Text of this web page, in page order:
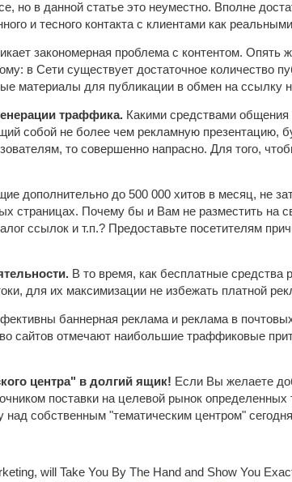
но в данной статье это неуместно. Вполне
и тесного контакта с клиентами как
закономерная проблема с контентом. Опять
в Сети существует достаточное количество
материалы для публикации в обмен на ссылку
траффика. Какими средствами
собой не более чем рекламную презентацию,
то совершенно напрасно. Для того,
дополнительно до 500 000 хитов в месяц, не
страницах. Почему бы и Вам не разместить на
ссылок и т.п.? Предоставьте посетителям
В то время, как бесплатные
для их максимизации не избежать платной
баннерная реклама и реклама в
сайтов отмечают наибольшие траффиковые
центра" в долгий ящик! Если Вы желаете
поставки на целевой рынок
над собственным "тематическим центром"
will Take You By The Hand and Show You